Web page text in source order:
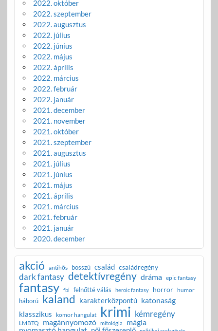
2022. október
2022. szeptember
2022. augusztus
2022. július
2022. június
2022. május
2022. április
2022. március
2022. február
2022. január
2021. december
2021. november
2021. október
2021. szeptember
2021. augusztus
2021. július
2021. június
2021. május
2021. április
2021. március
2021. február
2021. január
2020. december
akció antihős bosszú család családregény
dark fantasy detektívregény dráma epic fantasy
fantasy fbi felnőtté válás heroic fantasy horror humor
háború kaland karakterközpontú katonaság
klasszikus komor hangulat krimi kémregény
LMBTQ magánnyomozó mitológia mágia